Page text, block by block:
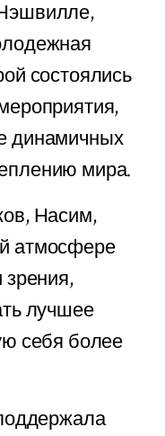
состоялись
динамичных
мира.
Насим,
атмосфере
зрения,
лучшее
себя более